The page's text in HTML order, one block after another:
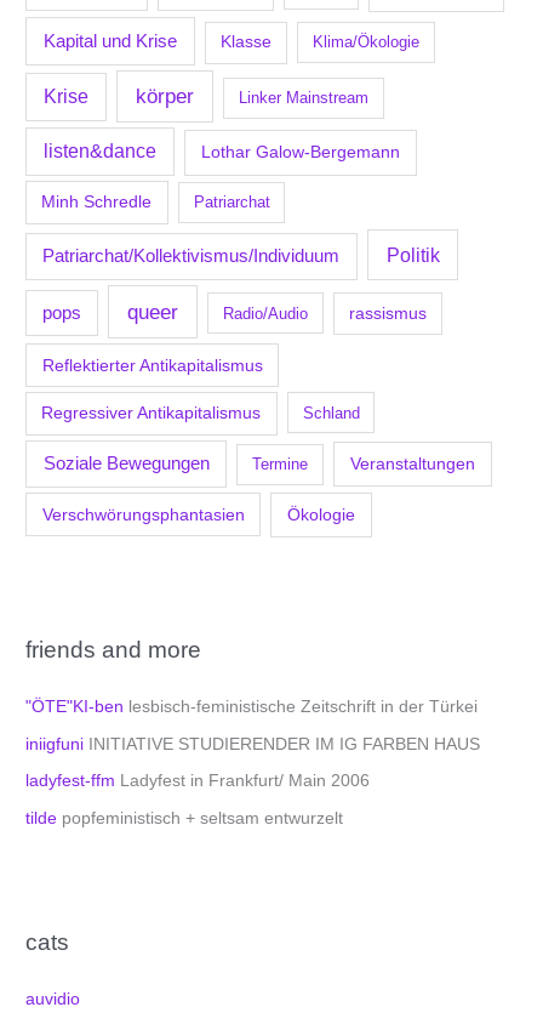
Kapital und Krise Klasse Klima/Ökologie
Krise körper Linker Mainstream
listen&dance Lothar Galow-Bergemann
Minh Schredle Patriarchat
Patriarchat/Kollektivismus/Individuum Politik
pops queer Radio/Audio rassismus
Reflektierter Antikapitalismus
Regressiver Antikapitalismus Schland
Soziale Bewegungen Termine Veranstaltungen
Verschwörungsphantasien Ökologie
friends and more
"ÖTE"KI-ben lesbisch-feministische Zeitschrift in der Türkei
iniigfuni INITIATIVE STUDIERENDER IM IG FARBEN HAUS
ladyfest-ffm Ladyfest in Frankfurt/ Main 2006
tilde popfeministisch + seltsam entwurzelt
cats
auvidio